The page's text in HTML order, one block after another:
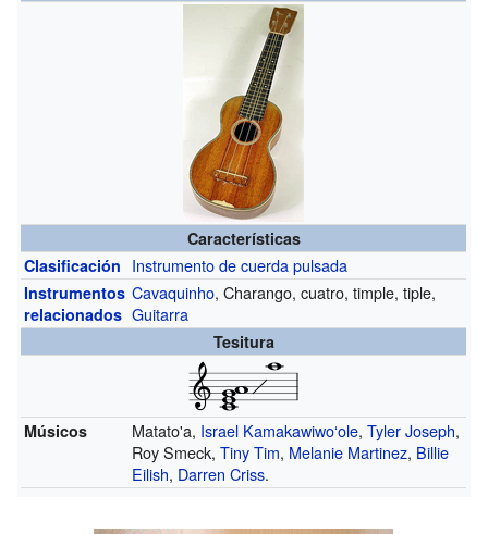
Características
Clasificación Instrumento de cuerda pulsada
Instrumentos
relacionados
Cavaquinho, Charango, cuatro, timple, tiple,
Guitarra
Tesitura
Músicos Matato'a, Israel Kamakawiwoʻole,Tyler Joseph,
Roy Smeck,Tiny Tim, Melanie Martinez, Billie
Eilish, Darren Criss.